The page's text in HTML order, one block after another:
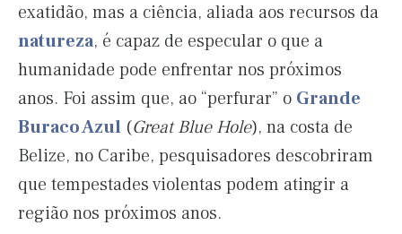
exatidão, mas a ciência, aliada aos recursos da
natureza, é capaz de especular o que a
humanidade pode enfrentar nos próximos
anos. Foi assim que, ao “perfurar” o Grande
Buraco Azul (Great Blue Hole), na costa de
Belize, no Caribe, pesquisadores descobriram
que tempestades violentas podem atingir a
região nos próximos anos.